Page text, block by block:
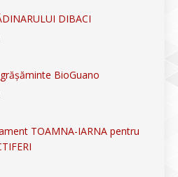
DIBACI
BioGuano
TOAMNA-IARNA pentru